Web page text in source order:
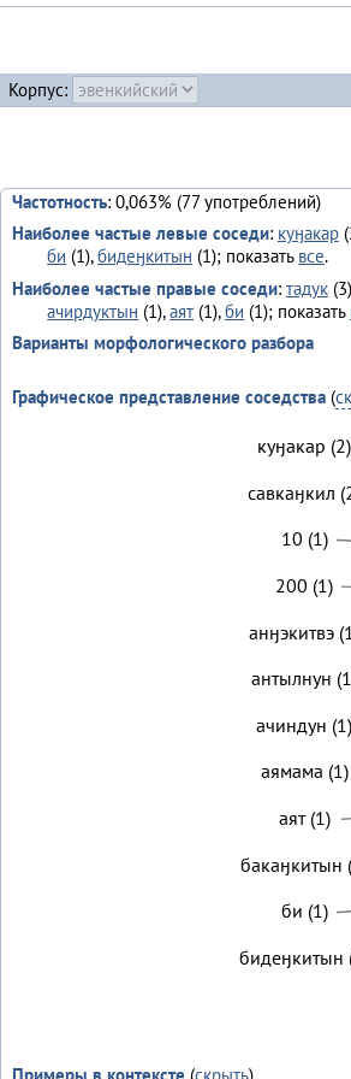
Корпус:
Частотность: 0,063% (77 употреблений)
Наиболее частые левые соседи: куӈакар
би (1),бидеӈкитын (1); показать все.
Наиболее частые правые соседи: тадук
ачирдуктын (1),аят (1),би (1); показать
Варианты морфологического разбора
Графическое представление соседства(
куӈакар (2)
савкаӈкил
10 (1)
200 (1)
анӈэкитвэ
антылнун
ачиндун (1)
аямама (1)
аят (1)
бакаӈкитын
би (1)
бидеӈкитын